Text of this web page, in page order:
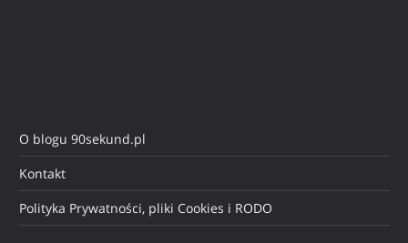
O blogu 90sekund.pl
Kontakt
Polityka Prywatności, pliki Cookies i RODO